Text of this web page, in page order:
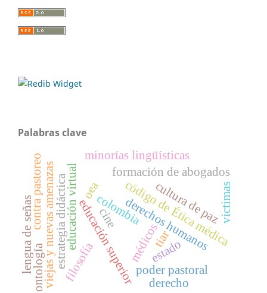
Palabras clave
derechos humanos
médicos
código de Ética médica
colombia
educación superior
formación de abogados
educación virtual
estrategia didáctica
viejas y nuevas amenazas tiar
oea
poder pastoral
contra pastoreo
estado
filosofía
cultura de paz
lengua de señas
minorías lingüísticas
victimas
cine
derecho
ontología